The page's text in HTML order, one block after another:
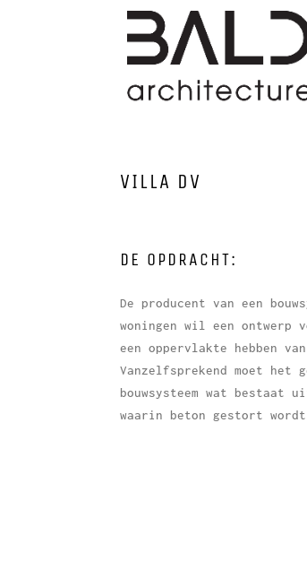
VILLA DV
DE OPDRACHT:
De producent van een
woningen wil een
een oppervlakte hebben
Vanzelfsprekend moet het
bouwsysteem wat bestaat
waarin beton gestort